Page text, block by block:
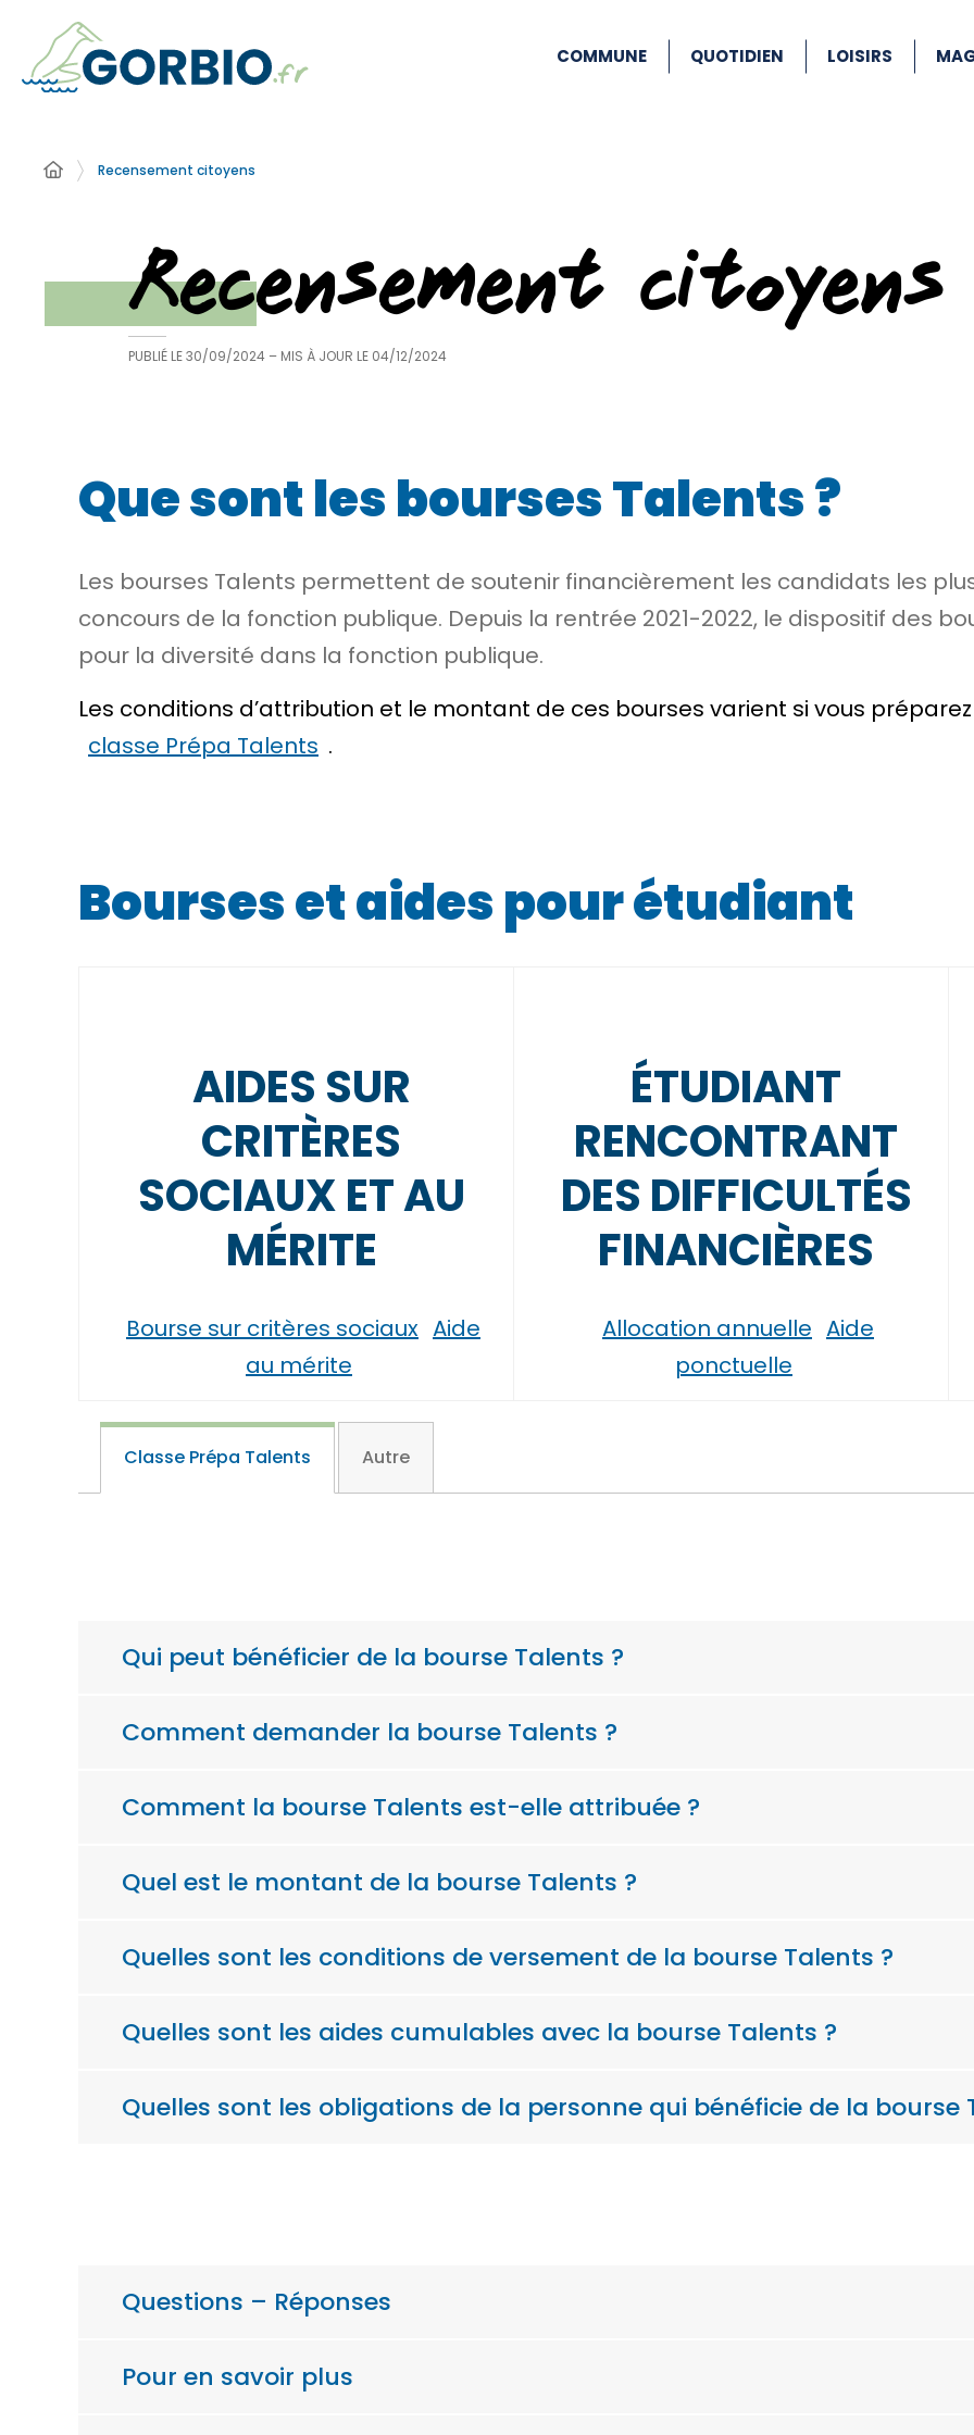
COMMUNE QUOTIDIEN LOISIRS
Recensement citoyens
Recensement citoyens
PUBLIÉ LE30/09/2024 – MIS À JOUR LE 04/12/2024
Que sont les bourses Talents ?
Les bourses Talents permettent de soutenir financièrement les candidats les
concours de la fonction publique. Depuis la rentrée 2021-2022, le dispositif des
pour la diversité dans la fonction publique.
Les conditions d’attribution et le montant de ces bourses varient si vous
classe Prépa Talents .
Bourses et aides pour étudiant
AIDES SUR
CRITÈRES
SOCIAUX ET AU
MÉRITE
Bourse sur critères sociaux Aide
au mérite
ÉTUDIANT
RENCONTRANT
DES DIFFICULTÉS
FINANCIÈRES
Allocation annuelle Aide
ponctuelle
Classe Prépa Talents Autre
Qui peut bénéficier de la bourse Talents ?
Comment demander la bourse Talents ?
Comment la bourse Talents est-elle attribuée ?
Quel est le montant de la bourse Talents ?
Quelles sont les conditions de versement de la bourse Talents ?
Quelles sont les aides cumulables avec la bourse Talents ?
Quelles sont les obligations de la personne qui bénéficie de la bourse
Questions – Réponses
Pour en savoir plus